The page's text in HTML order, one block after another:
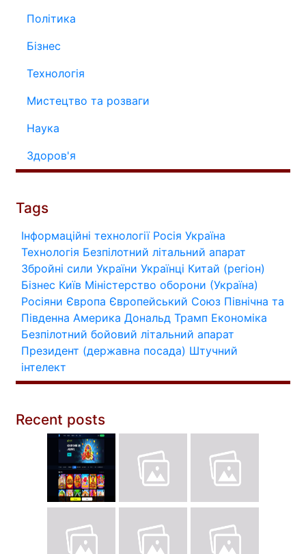
Політика
Бізнес
Технологія
Мистецтво та розваги
Наука
Здоров'я
Tags
Інформаційні технології Росія Україна
Технологія Безпілотний літальний апарат
Збройні сили України Українці Китай (регіон)
Бізнес Київ Міністерство оборони (Україна)
Росіяни Європа Європейський Союз Північна та
Південна Америка Дональд Трамп Економіка
Безпілотний бойовий літальний апарат
Президент (державна посада) Штучний
інтелект
Recent posts